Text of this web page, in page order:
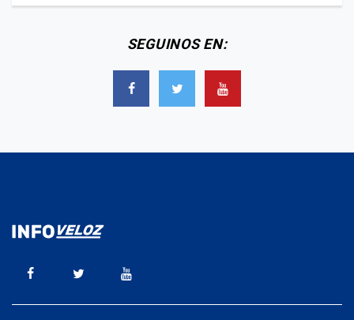
SEGUINOS EN: